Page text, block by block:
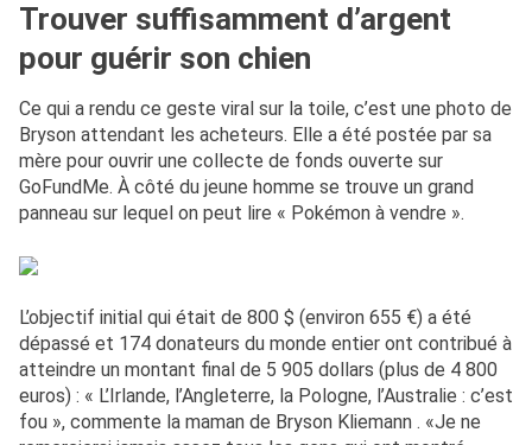
Trouver suffisamment d’argent
pour guérir son chien
Ce qui a rendu ce geste viral sur la toile, c’est une photo de
Bryson attendant les acheteurs. Elle a été postée par sa
mère pour ouvrir une collecte de fonds ouverte sur
GoFundMe. À côté du jeune homme se trouve un grand
panneau sur lequel on peut lire « Pokémon à vendre ».
L’objectif initial qui était de 800 $ (environ 655 €) a été
dépassé et 174 donateurs du monde entier ont contribué à
atteindre un montant final de 5 905 dollars (plus de 4 800
euros) : « L’Irlande, l’Angleterre, la Pologne, l’Australie : c’est
fou », commente la maman de Bryson Kliemann . «Je ne